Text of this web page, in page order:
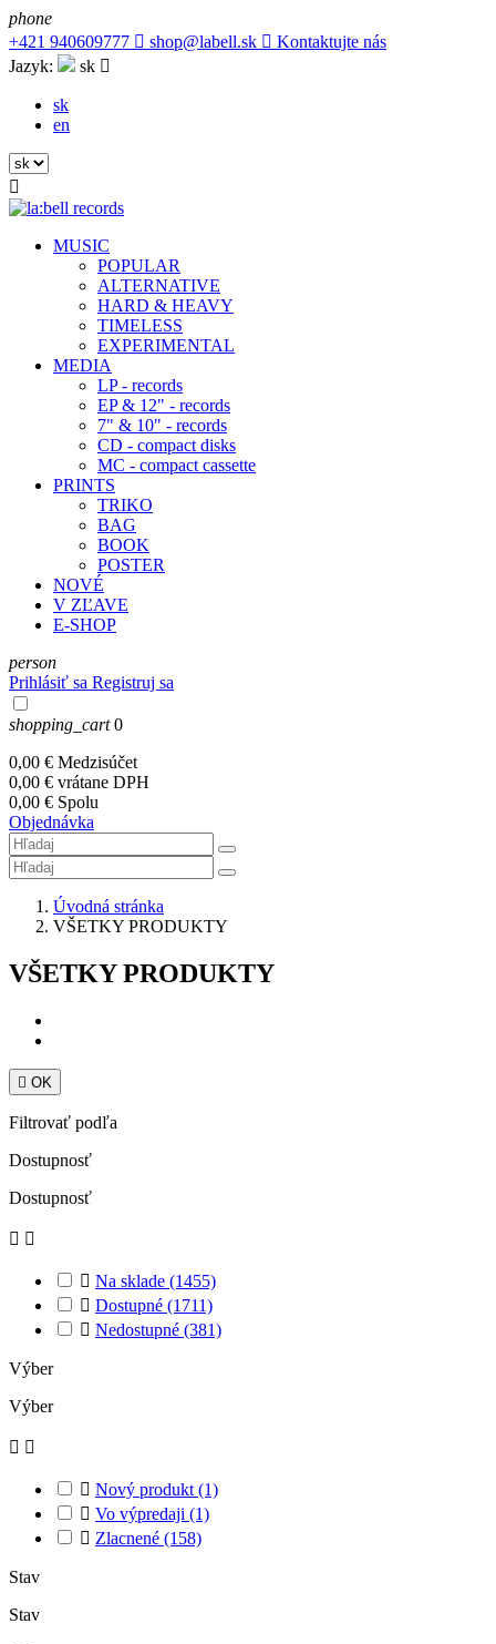
phone
+421 940609777  shop@labell.sk  Kontaktujte nás
Jazyk:
sk 
sk
en

MUSIC
POPULAR
ALTERNATIVE
HARD & HEAVY
TIMELESS
EXPERIMENTAL
MEDIA
LP - records
EP & 12" - records
7" & 10" - records
CD - compact disks
MC - compact cassette
PRINTS
TRIKO
BAG
BOOK
POSTER
NOVÉ
V ZĽAVE
E-SHOP
person
Prihlásiť sa Registruj sa
shopping_cart 0
0,00 € Medzisúčet
0,00 € vrátane DPH
0,00 € Spolu
Objednávka
Úvodná stránka
VŠETKY PRODUKTY
VŠETKY PRODUKTY
 OK
Filtrovať podľa
Dostupnosť
Dostupnosť
 
 Na sklade (1455)
 Dostupné (1711)
 Nedostupné (381)
Výber
Výber
 
 Nový produkt (1)
 Vo výpredaji (1)
 Zlacnené (158)
Stav
Stav